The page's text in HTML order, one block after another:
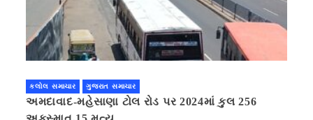
કલોલ સમાચાર ગુજરાત સમાચાર
અમદાવાદ-મહેસાણા ટોલ રોડ પર 2024માં કુલ 256